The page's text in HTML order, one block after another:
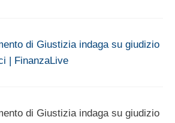
di Giustizia indaga su giudizio
| FinanzaLive
di Giustizia indaga su giudizio